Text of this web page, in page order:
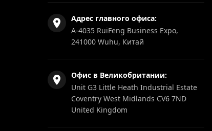
Адрес главного офиса:
A-4035 RuiFeng Business Expo,
241000 Wuhu, Китай
Офис в Великобритании:
Unit G3 Little Heath Industrial Estate
Coventry West Midlands CV6 7ND
United Kingdom